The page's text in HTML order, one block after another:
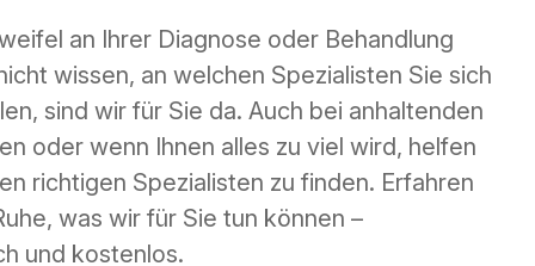
an Ihrer Diagnose oder Behandlung
wissen, an welchen Spezialisten Sie sich
sind wir für Sie da. Auch bei anhaltenden
oder wenn Ihnen alles zu viel wird, helfen
richtigen Spezialisten zu finden. Erfahren
was wir für Sie tun können –
und kostenlos.